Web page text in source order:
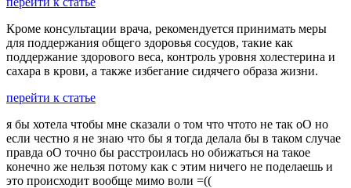
Кроме консультации врача, рекомендуется принимать меры
для поддержания общего здоровья сосудов, такие как
поддержание здорового веса, контроль уровня холестерина и
сахара в крови, а также избегание сидячего образа жизни.
перейти к статье
я бы хотела чтобы мне сказали о том что чтото не так оО но
если честно я не знаю что бы я тогда делала бы в таком случае
правда оО точно бы расстроилась но обижаться на такое
конечно же нельзя потому как с этим ничего не поделаешь и
это происходит вообще мимо воли =((